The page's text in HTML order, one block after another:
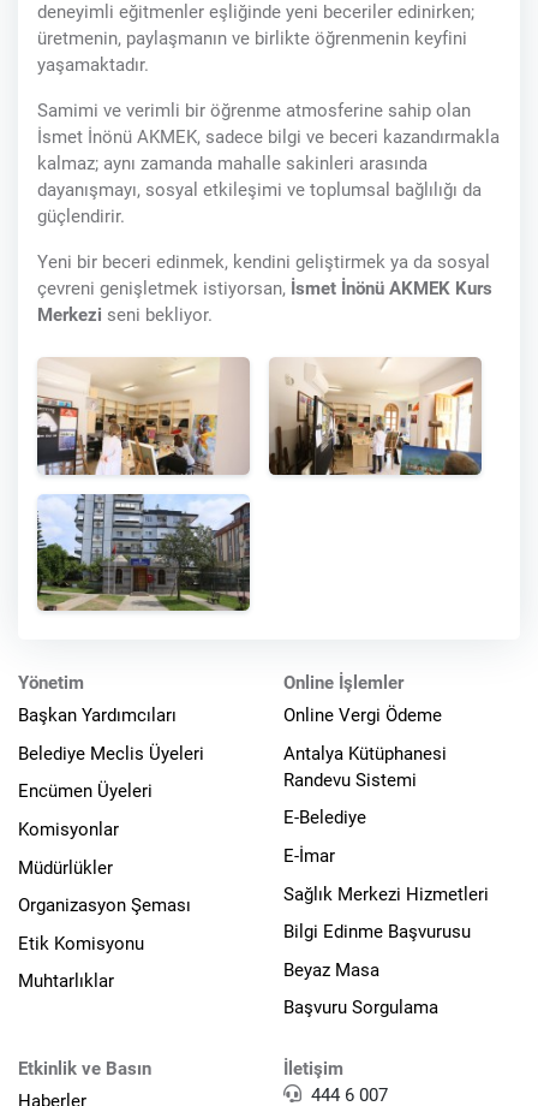
deneyimli eğitmenler eşliğinde yeni beceriler edinirken;
üretmenin, paylaşmanın ve birlikte öğrenmenin keyfini
yaşamaktadır.
Samimi ve verimli bir öğrenme atmosferine sahip olan
İsmet İnönü AKMEK, sadece bilgi ve beceri kazandırmakla
kalmaz; aynı zamanda mahalle sakinleri arasında
dayanışmayı, sosyal etkileşimi ve toplumsal bağlılığı da
güçlendirir.
Yeni bir beceri edinmek, kendini geliştirmek ya da sosyal
çevreni genişletmek istiyorsan, İsmet İnönü AKMEK Kurs
Merkezi seni bekliyor.
Yönetim
Başkan Yardımcıları
Belediye Meclis Üyeleri
Encümen Üyeleri
Komisyonlar
Müdürlükler
Organizasyon Şeması
Etik Komisyonu
Muhtarlıklar
Online İşlemler
Online Vergi Ödeme
Antalya Kütüphanesi
Randevu Sistemi
E-Belediye
E-İmar
Sağlık Merkezi Hizmetleri
Bilgi Edinme Başvurusu
Beyaz Masa
Başvuru Sorgulama
Etkinlik ve Basın
Haberler
İletişim
444 6 007